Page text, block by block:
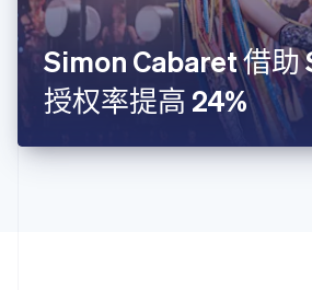
Simon Cabaret 借助
授权率提高 24%
罗马尼亚
English
马尔他
English
马来西亚
美国